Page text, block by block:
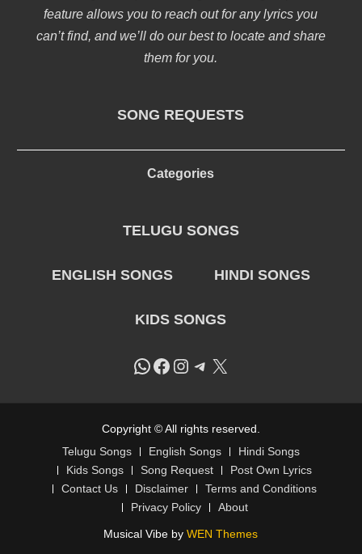
feature allows you to reach out for any lyrics you
can’t find, and we’ll do our best to locate and share
them for you.
SONG REQUESTS
Categories
TELUGU SONGS
ENGLISH SONGS HINDI SONGS
KIDS SONGS
WhatsApp
Facebook
Instagram
Telegram
X
Copyright © All rights reserved.
Telugu Songs
English Songs
Hindi Songs
Kids Songs
Song Request
Post Own Lyrics
Contact Us
Disclaimer
Terms and Conditions
Privacy Policy
About
Musical Vibe byWEN Themes